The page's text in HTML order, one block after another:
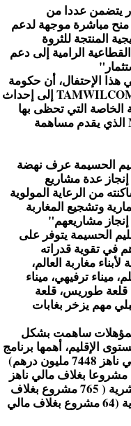
يتضمن عددا من
مباشرة موجهة لدعم
المنتجة للثروة
الرامية إلى دعم
الإحتفال، أن حكومة
صاحب الجلالة بادرت كذلك، ومن خلال مؤسسة TAMWILCOM إلى إحداث
الخاصة التي تحظى بها
هذه الفئة، وذلك عبر وضع برنامج MDM INVEST الذي يقدم مساهمة
الحسيمة عرف نهضة
عدة مشاريع
من الرعاية المولوية
وتشجيع المغاربة
إنجاز مشاريعهم"
الحسيمة يتوفر على
في تقوية قدراته
مغاربة العالم،
هذه المؤهلات في ساحل على طول 80 كلم، ميناء ترفيهي، ميناء
قلعة طوريس، قلعة
مهم يزخر بغابات
ساهمت بشكل
الإقليم، أهمها برنامج
الحسيمة منارة المتوسط (942 مشروع بغلاف مالي ناهز 7448 مليون درهم)
برنامج تقليص الفوارق المجالية والاجتماعية (182 مشروعا بغلاف مالي ناهز
965.90 مليون درهم) المبادرة الوطنية للتنمية البشرية ( 765 مشروع بغلاف
مالي ناهز 342 مليون درهم) صندوق التنمية القروية (64 مشروع بغلاف مالي